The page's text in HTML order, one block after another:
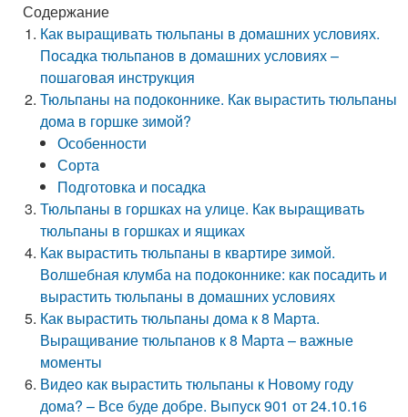
Содержание
Как выращивать тюльпаны в домашних условиях.
Посадка тюльпанов в домашних условиях –
пошаговая инструкция
Тюльпаны на подоконнике. Как вырастить тюльпаны
дома в горшке зимой?
Особенности
Сорта
Подготовка и посадка
Тюльпаны в горшках на улице. Как выращивать
тюльпаны в горшках и ящиках
Как вырастить тюльпаны в квартире зимой.
Волшебная клумба на подоконнике: как посадить и
вырастить тюльпаны в домашних условиях
Как вырастить тюльпаны дома к 8 Марта.
Выращивание тюльпанов к 8 Марта – важные
моменты
Видео как вырастить тюльпаны к Новому году
дома? – Все буде добре. Выпуск 901 от 24.10.16